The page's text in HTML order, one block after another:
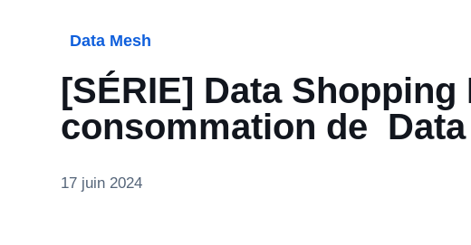
Data Mesh
[SÉRIE] Data Shopping
consommation de
17 juin 2024